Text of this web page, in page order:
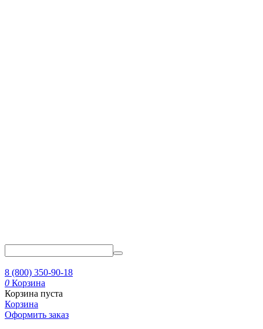
8 (800) 350-90-18
0 Корзина
Корзина пуста
Корзина
Оформить заказ